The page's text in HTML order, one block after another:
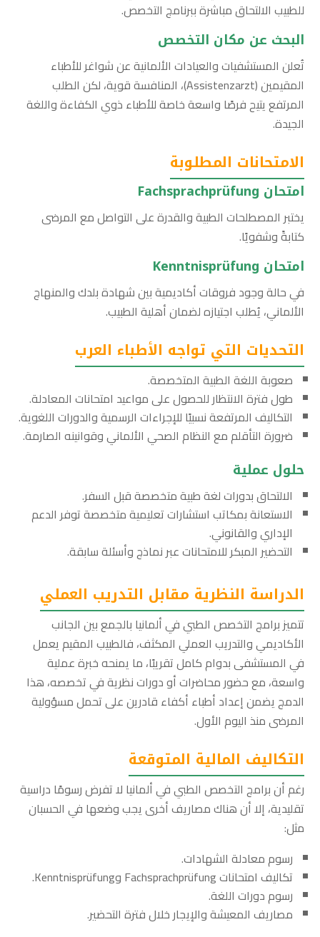
للطبيب الالتحاق مباشرة ببرنامج التخصص.
البحث عن مكان التخصص
تُعلن المستشفيات والعيادات الألمانية عن شواغر للأطباء
المقيمين (Assistenzarzt)، المنافسة قوية، لكن الطلب
المرتفع يتيح فرصًا واسعة خاصة للأطباء ذوي الكفاءة واللغة
الجيدة.
الامتحانات المطلوبة
امتحان Fachsprachprüfung
يختبر المصطلحات الطبية والقدرة على التواصل مع المرضى
كتابةً وشفويًا.
امتحان Kenntnisprüfung
في حالة وجود فروقات أكاديمية بين شهادة بلدك والمنهاج
الألماني، يُطلب اجتيازه لضمان أهلية الطبيب.
التحديات التي تواجه الأطباء العرب
صعوبة اللغة الطبية المتخصصة.
طول فترة الانتظار للحصول على مواعيد امتحانات المعادلة.
التكاليف المرتفعة نسبيًا للإجراءات الرسمية والدورات اللغوية.
ضرورة التأقلم مع النظام الصحي الألماني وقوانينه الصارمة.
حلول عملية
الالتحاق بدورات لغة طبية متخصصة قبل السفر.
الاستعانة بمكاتب استشارات تعليمية متخصصة توفر الدعم
الإداري والقانوني.
التحضير المبكر للامتحانات عبر نماذج وأسئلة سابقة.
الدراسة النظرية مقابل التدريب العملي
تتميز برامج التخصص الطبي في ألمانيا بالجمع بين الجانب
الأكاديمي والتدريب العملي المكثف، فالطبيب المقيم يعمل
في المستشفى بدوام كامل تقريبًا، ما يمنحه خبرة عملية
واسعة، مع حضور محاضرات أو دورات نظرية في تخصصه، هذا
الدمج يضمن إعداد أطباء أكفاء قادرين على تحمل مسؤولية
المرضى منذ اليوم الأول.
التكاليف المالية المتوقعة
رغم أن برامج التخصص الطبي في ألمانيا لا تفرض رسومًا دراسية
تقليدية، إلا أن هناك مصاريف أخرى يجب وضعها في الحسبان
مثل:
رسوم معادلة الشهادات.
تكاليف امتحانات Fachsprachprüfung وKenntnisprüfung.
رسوم دورات اللغة.
مصاريف المعيشة والإيجار خلال فترة التحضير.